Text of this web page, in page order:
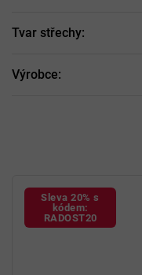
Tvar střechy:
Výrobce:
Sleva 20% s
kódem:
RADOST20